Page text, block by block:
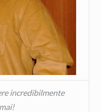
incredibilmente